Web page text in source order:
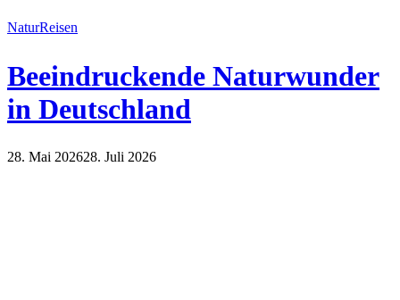
NaturReisen
Beeindruckende Naturwunder
in Deutschland
28. Mai 202628. Juli 2026